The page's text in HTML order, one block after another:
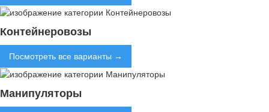
Контейнеровозы
Посмотреть все варианты →
Манипуляторы